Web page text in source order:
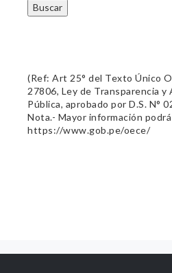
Buscar
(Ref: Art 25° del Texto Único
27806, Ley de Transparencia y
Pública, aprobado por D.S. N°
Nota.- Mayor información
https://www.gob.pe/oece/